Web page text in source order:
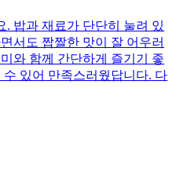
. 밥과 재료가 단단히 눌려 있
서도 짭짤한 맛이 잘 어우러
와 함께 간단하게 즐기기 좋
있어 만족스러웠답니다. 다